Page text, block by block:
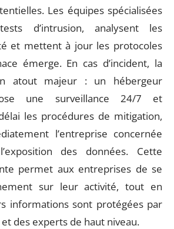
Les équipes spécialisées
d’intrusion, analysent les
et mettent à jour les protocoles
émerge. En cas d’incident, la
atout majeur : un hébergeur
une surveillance 24/7 et
les procédures de mitigation,
l’entreprise concernée
des données. Cette
permet aux entreprises de se
sur leur activité, tout en
informations sont protégées par
des experts de haut niveau.